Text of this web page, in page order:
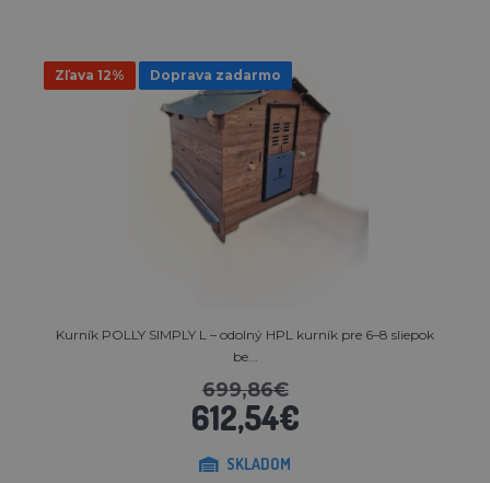
Zľava 12% Doprava zadarmo
Kurník POLLY SIMPLY L – odolný HPL kurník pre 6–8 sliepok
be...
699,86€
612,54€
SKLADOM